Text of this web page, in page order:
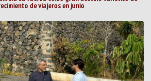
de viajeros en junio